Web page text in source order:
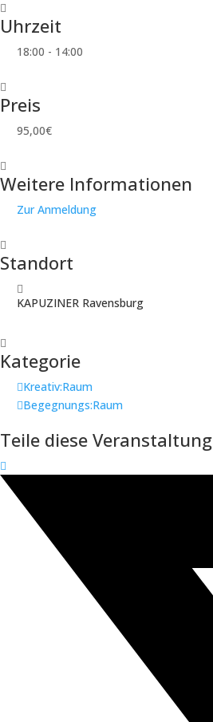
Uhrzeit
18:00 - 14:00
Preis
95,00€
Weitere Informationen
Zur Anmeldung
Standort
KAPUZINER Ravensburg
Kategorie
Kreativ:Raum
Begegnungs:Raum
Teile diese Veranstaltung